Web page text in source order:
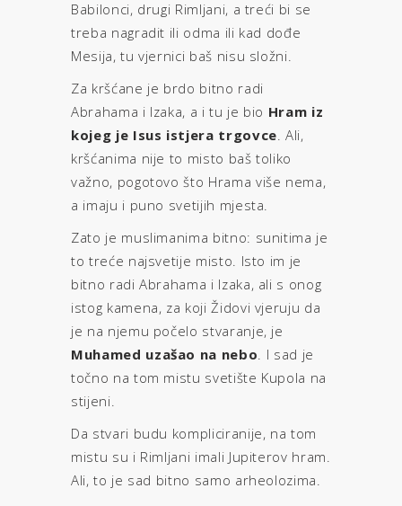
Babilonci, drugi Rimljani, a treći bi se
treba nagradit ili odma ili kad dođe
Mesija, tu vjernici baš nisu složni.
Za kršćane je brdo bitno radi
Abrahama i Izaka, a i tu je bio Hram iz
kojeg je Isus istjera trgovce . Ali,
kršćanima nije to misto baš toliko
važno, pogotovo što Hrama više nema,
a imaju i puno svetijih mjesta.
Zato je muslimanima bitno: sunitima je
to treće najsvetije misto. Isto im je
bitno radi Abrahama i Izaka, ali s onog
istog kamena, za koji Židovi vjeruju da
je na njemu počelo stvaranje, je
Muhamed uzašao na nebo . I sad je
točno na tom mistu svetište Kupola na
stijeni.
Da stvari budu kompliciranije, na tom
mistu su i Rimljani imali Jupiterov hram.
Ali, to je sad bitno samo arheolozima.